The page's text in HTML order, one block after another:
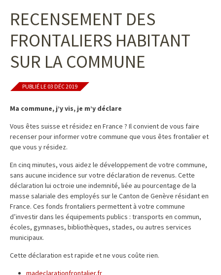
RECENSEMENT DES
FRONTALIERS HABITANT
SUR LA COMMUNE
PUBLIÉ LE 03 DÉC 2019
Ma commune, j’y vis, je m’y déclare
Vous êtes suisse et résidez en France ? Il convient de vous faire
recenser pour informer votre commune que vous êtes frontalier et
que vous y résidez.
En cinq minutes, vous aidez le développement de votre commune,
sans aucune incidence sur votre déclaration de revenus. Cette
déclaration lui octroie une indemnité, liée au pourcentage de la
masse salariale des employés sur le Canton de Genève résidant en
France. Ces fonds frontaliers permettent à votre commune
d’investir dans les équipements publics : transports en commun,
écoles, gymnases, bibliothèques, stades, ou autres services
municipaux.
Cette déclaration est rapide et ne vous coûte rien.
madeclarationfrontalier.fr